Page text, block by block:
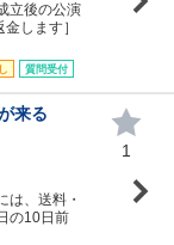
立後の公演
します］
質問受付
来る
、送料・
の10日前
1